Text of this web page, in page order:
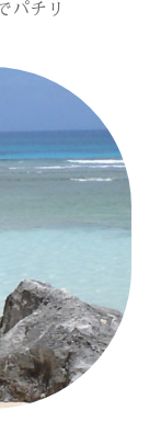
パチリ